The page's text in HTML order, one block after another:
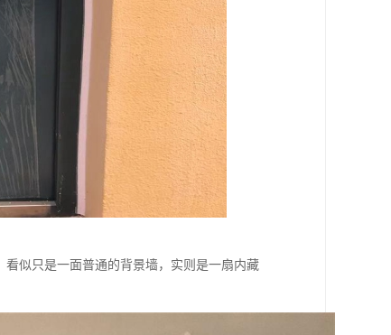
似只是一面普通的背景墙，实则是一扇内藏